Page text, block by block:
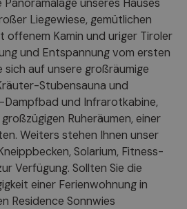
Liegewiese, gemütlichen
offenem Kamin und uriger Tiroler
und Entspannung vom ersten
sich auf unsere großräumige
Stubensauna und
Dampfbad und Infrarotkabine,
Ruheräumen, einer
Weiters stehen Ihnen unser
Solarium, Fitness-
Verfügung. Sollten Sie die
einer Ferienwohnung in
Residence Sonnwies